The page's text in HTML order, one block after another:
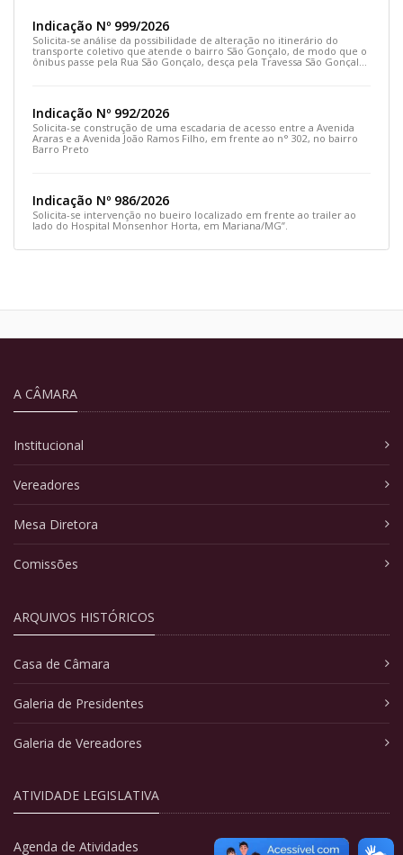
Indicação Nº 999/2026
Solicita-se análise da possibilidade de alteração no itinerário do
transporte coletivo que atende o bairro São Gonçalo, de modo que o
ônibus passe pela Rua São Gonçalo, desça pela Travessa São Gonçalo
Indicação Nº 992/2026
Solicita-se construção de uma escadaria de acesso entre a Avenida
Araras e a Avenida João Ramos Filho, em frente ao n° 302, no bairro
Barro Preto
Indicação Nº 986/2026
Solicita-se intervenção no bueiro localizado em frente ao trailer ao
lado do Hospital Monsenhor Horta, em Mariana/MG”.
A CÂMARA
Institucional
Vereadores
Mesa Diretora
Comissões
ARQUIVOS HISTÓRICOS
Casa de Câmara
Galeria de Presidentes
Galeria de Vereadores
ATIVIDADE LEGISLATIVA
Agenda de Atividades